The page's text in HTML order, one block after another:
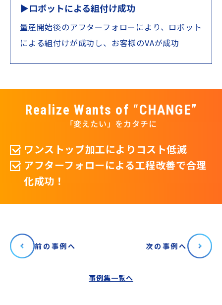
▶ロボットによる組付け成功
量産開始後のアフターフォローにより、ロボット
による組付けが成功し、お客様のVAが成功
Realize Wants of “CHANGE”
「変えたい」をカタチに
ワンストップ加工によりコスト低減
アフターフォローによる工程改善で合理
化成功！
前の事例へ 次の事例へ
事例集一覧へ